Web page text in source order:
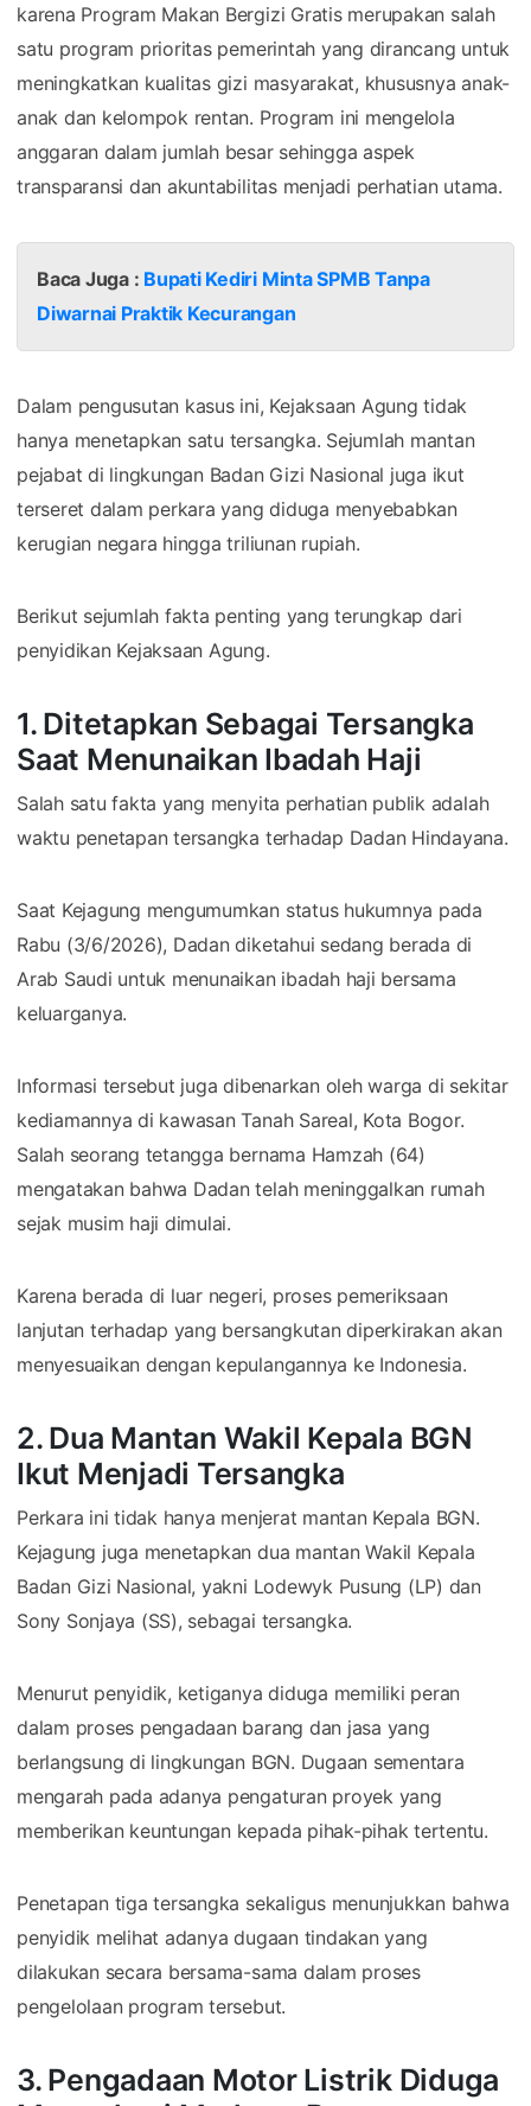
karena Program Makan Bergizi Gratis merupakan salah
satu program prioritas pemerintah yang dirancang untuk
meningkatkan kualitas gizi masyarakat, khususnya anak-
anak dan kelompok rentan. Program ini mengelola
anggaran dalam jumlah besar sehingga aspek
transparansi dan akuntabilitas menjadi perhatian utama.
Baca Juga : Bupati Kediri Minta SPMB Tanpa
Diwarnai Praktik Kecurangan
Dalam pengusutan kasus ini, Kejaksaan Agung tidak
hanya menetapkan satu tersangka. Sejumlah mantan
pejabat di lingkungan Badan Gizi Nasional juga ikut
terseret dalam perkara yang diduga menyebabkan
kerugian negara hingga triliunan rupiah.
Berikut sejumlah fakta penting yang terungkap dari
penyidikan Kejaksaan Agung.
1. Ditetapkan Sebagai Tersangka
Saat Menunaikan Ibadah Haji
Salah satu fakta yang menyita perhatian publik adalah
waktu penetapan tersangka terhadap Dadan Hindayana.
Saat Kejagung mengumumkan status hukumnya pada
Rabu (3/6/2026), Dadan diketahui sedang berada di
Arab Saudi untuk menunaikan ibadah haji bersama
keluarganya.
Informasi tersebut juga dibenarkan oleh warga di sekitar
kediamannya di kawasan Tanah Sareal, Kota Bogor.
Salah seorang tetangga bernama Hamzah (64)
mengatakan bahwa Dadan telah meninggalkan rumah
sejak musim haji dimulai.
Karena berada di luar negeri, proses pemeriksaan
lanjutan terhadap yang bersangkutan diperkirakan akan
menyesuaikan dengan kepulangannya ke Indonesia.
2. Dua Mantan Wakil Kepala BGN
Ikut Menjadi Tersangka
Perkara ini tidak hanya menjerat mantan Kepala BGN.
Kejagung juga menetapkan dua mantan Wakil Kepala
Badan Gizi Nasional, yakni Lodewyk Pusung (LP) dan
Sony Sonjaya (SS), sebagai tersangka.
Menurut penyidik, ketiganya diduga memiliki peran
dalam proses pengadaan barang dan jasa yang
berlangsung di lingkungan BGN. Dugaan sementara
mengarah pada adanya pengaturan proyek yang
memberikan keuntungan kepada pihak-pihak tertentu.
Penetapan tiga tersangka sekaligus menunjukkan bahwa
penyidik melihat adanya dugaan tindakan yang
dilakukan secara bersama-sama dalam proses
pengelolaan program tersebut.
3. Pengadaan Motor Listrik Diduga